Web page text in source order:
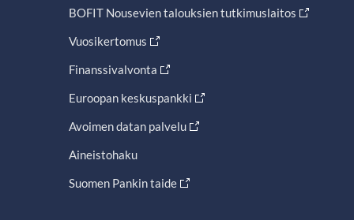
BOFIT Nousevien talouksien tutkimuslaitos
Vuosikertomus
Finanssivalvonta
Euroopan keskuspankki
Avoimen datan palvelu
Aineistohaku
Suomen Pankin taide